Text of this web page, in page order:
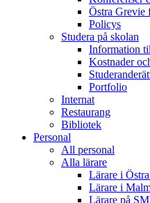
Östra Grevie
Policys
Studera på skolan
Information
Kostnader
Portfolio
Internat
Restaurang
Bibliotek
Personal
All personal
Alla lärare
Lärare i
Lärare i
Lärare på